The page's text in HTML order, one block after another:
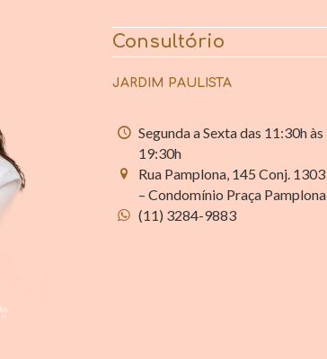
Consultório
JARDIM PAULISTA
Segunda a Sexta das 11:30h às
19:30h
Rua Pamplona, 145 Conj. 1303
– Condomínio Praça Pamplona
(11) 3284-9883